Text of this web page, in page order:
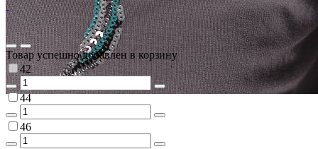
Товар успешно добавлен в корзину
42
44
46